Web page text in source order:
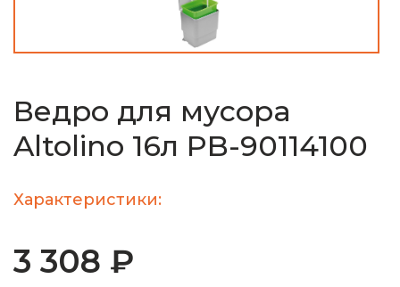
Ведро для мусора
Altolino 16л PB-90114100
Характеристики:
3 308 ₽